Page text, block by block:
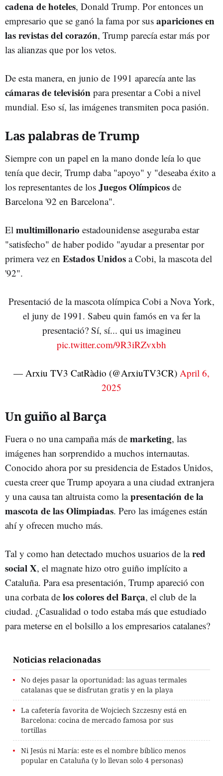
cadena de hoteles, Donald Trump. Por entonces un
empresario que se ganó la fama por sus apariciones en
las revistas del corazón, Trump parecía estar más por
las alianzas que por los vetos.
De esta manera, en junio de 1991 aparecía ante las
cámaras de televisión para presentar a Cobi a nivel
mundial. Eso sí, las imágenes transmiten poca pasión.
Las palabras de Trump
Siempre con un papel en la mano donde leía lo que
tenía que decir, Trump daba "apoyo" y "deseaba éxito a
los representantes de los Juegos Olímpicos de
Barcelona '92 en Barcelona".
El multimillonario estadounidense aseguraba estar
"satisfecho" de haber podido "ayudar a presentar por
primera vez en Estados Unidos a Cobi, la mascota del
'92".
Presentació de la mascota olímpica Cobi a Nova York,
el juny de 1991. Sabeu quin famós en va fer la
presentació? Sí, sí... qui us imagineu
pic.twitter.com/9R3iRZvxbh
— Arxiu TV3 CatRàdio (@ArxiuTV3CR) April 6,
2025
Un guiño al Barça
Fuera o no una campaña más de marketing, las
imágenes han sorprendido a muchos internautas.
Conocido ahora por su presidencia de Estados Unidos,
cuesta creer que Trump apoyara a una ciudad extranjera
y una causa tan altruista como lapresentación de la
mascota de las Olimpiadas. Pero las imágenes están
ahí y ofrecen mucho más.
Tal y como han detectado muchos usuarios de lared
social X, el magnate hizo otro guiño implícito a
Cataluña. Para esa presentación, Trump apareció con
una corbata de los colores del Barça, el club de la
ciudad. ¿Casualidad o todo estaba más que estudiado
para meterse en el bolsillo a los empresarios catalanes?
Noticias relacionadas
No dejes pasar la oportunidad: las aguas termales
catalanas que se disfrutan gratis y en la playa
La cafetería favorita de Wojciech Szczesny está en
Barcelona: cocina de mercado famosa por sus
tortillas
Ni Jesús ni María: este es el nombre bíblico menos
popular en Cataluña (y lo llevan solo 4 personas)